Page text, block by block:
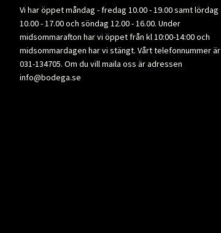
Vi har öppet måndag - fredag 10.00 - 19.00 samt lördag
10.00 - 17.00 och söndag 12.00 - 16.00. Under
midsommarafton har vi öppet från kl 10:00-14:00 och
midsommardagen har vi stängt. Vårt telefonnummer är
031-134705. Om du vill maila oss är adressen
info@bodega.se